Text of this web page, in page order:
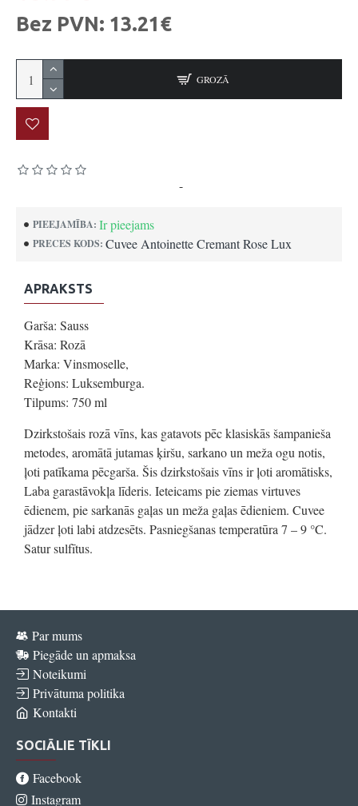
PIEEJAMĪBA: Ir pieejams
PRECES KODS: Cuvee Antoinette Cremant Rose Lux
-
Bez PVN: 13.21€
GROZĀ
APRAKSTS
Garša: Sauss
Krāsa: Rozā
Marka: Vinsmoselle,
Reģions: Luksemburga.
Tilpums: 750 ml
Dzirkstošais rozā vīns, kas gatavots pēc klasiskās šampanieša
metodes, aromātā jutamas ķiršu, sarkano un meža ogu notis,
ļoti patīkama pēcgarša. Šis dzirkstošais vīns ir ļoti aromātisks,
Laba garastāvokļa līderis. Ieteicams pie ziemas virtuves
ēdienem, pie sarkanās gaļas un meža gaļas ēdieniem. Cuvee
jādzer ļoti labi atdzesēts. Pasniegšanas temperatūra 7 – 9 °C.
Satur sulfītus.
Par mums
Piegāde un apmaksa
Noteikumi
Privātuma politika
Kontakti
SOCIĀLIE TĪKLI
Facebook
Instagram